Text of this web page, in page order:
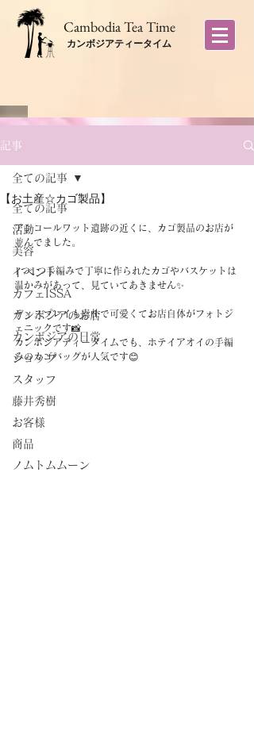
​Cambodia Tea Time
カンボジアティータイム
記事
全ての記事
活動
美容
イベント
カフェISSA
カンボジアのお店
カンボジアの日常
ショップ
スタッフ
藤井秀樹
お客様
商品
ノムトムムーン
全ての記事
【お土産☆カゴ製品】
アンコールワット遺跡の近くに、カゴ製品のお店が
並んでました。
1つ1つ手編みで丁寧に作られたカゴやバスケットは
温かみがあって、見ていてあきません✨
ディスプレイも素朴で可愛くてお店自体がフォトジ
ェニックです📸
カンボジアティータイムでも、ホテイアオイの手編
みのカゴバッグが人気です😊